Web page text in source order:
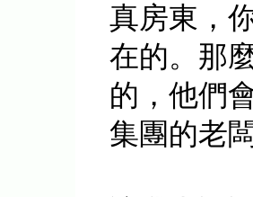
真房東，
在的。那
的，他們
集團的老